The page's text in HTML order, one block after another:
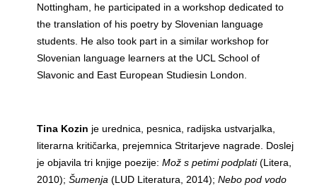
Nottingham, he participated in a workshop dedicated to
the translation of his poetry by Slovenian language
students. He also took part in a similar workshop for
Slovenian language learners at the UCL School of
Slavonic and East European Studiesin London.
Tina Kozin je urednica, pesnica, radijska ustvarjalka,
literarna kritičarka, prejemnica Stritarjeve nagrade. Doslej
je objavila tri knjige poezije:Mož s petimi podplati(Litera,
2010);Šumenja (LUD Literatura, 2014);Nebo pod vodo